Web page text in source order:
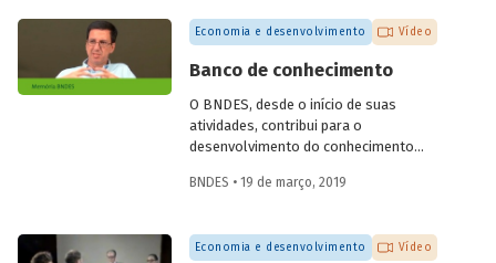
anjo escolhem em quaisstartupsinvestir
e ajudam os empreendedores a tirar os
Economia e desenvolvimento Vídeo
Banco de conhecimento
O BNDES, desde o início de suas
atividades, contribui para o
desenvolvimento do conhecimento
reflexões internas e disponibilizando-as
produção editorial. O economista
Fernando Pimentel Puga, em depoimento
BNDES • 19 de março, 2019
Economia e desenvolvimento Vídeo